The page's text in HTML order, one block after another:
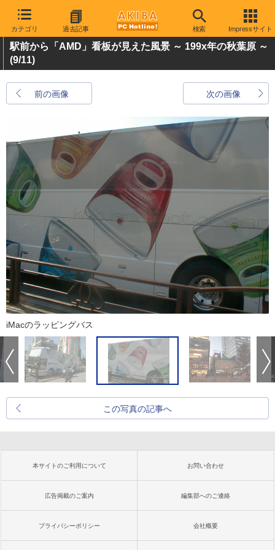
カテゴリ 過去記事 検索 Impressサイト
駅前から「AMD」看板が見えた風景 ～ 199x年の秋葉原 ～
(9/11)
前の画像 次の画像
iMacのラッピングバス
この写真の記事へ
本サイトのご利用について お問い合わせ
広告掲載のご案内 編集部へのご連絡
プライバシーポリシー 会社概要